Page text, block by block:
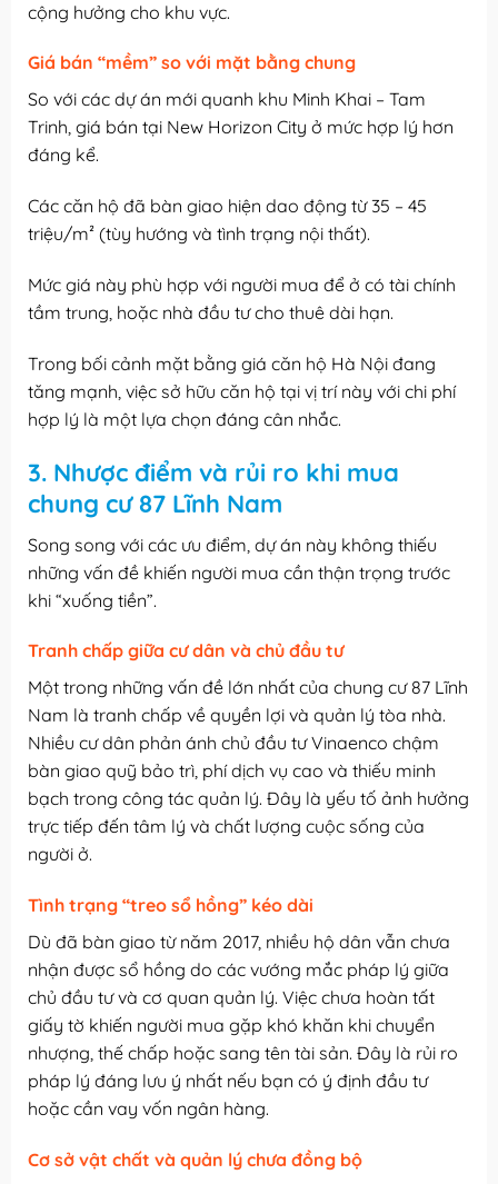
cộng hưởng cho khu vực.
Giá bán “mềm” so với mặt bằng chung
So với các dự án mới quanh khu Minh Khai – Tam
Trinh, giá bán tại New Horizon City ở mức hợp lý hơn
đáng kể.
Các căn hộ đã bàn giao hiện dao động từ 35 – 45
triệu/m² (tùy hướng và tình trạng nội thất).
Mức giá này phù hợp với người mua để ở có tài chính
tầm trung, hoặc nhà đầu tư cho thuê dài hạn.
Trong bối cảnh mặt bằng giá căn hộ Hà Nội đang
tăng mạnh, việc sở hữu căn hộ tại vị trí này với chi phí
hợp lý là một lựa chọn đáng cân nhắc.
3. Nhược điểm và rủi ro khi mua
chung cư 87 Lĩnh Nam
Song song với các ưu điểm, dự án này không thiếu
những vấn đề khiến người mua cần thận trọng trước
khi “xuống tiền”.
Tranh chấp giữa cư dân và chủ đầu tư
Một trong những vấn đề lớn nhất của chung cư 87 Lĩnh
Nam là tranh chấp về quyền lợi và quản lý tòa nhà.
Nhiều cư dân phản ánh chủ đầu tư Vinaenco chậm
bàn giao quỹ bảo trì, phí dịch vụ cao và thiếu minh
bạch trong công tác quản lý. Đây là yếu tố ảnh hưởng
trực tiếp đến tâm lý và chất lượng cuộc sống của
người ở.
Tình trạng “treo sổ hồng” kéo dài
Dù đã bàn giao từ năm 2017, nhiều hộ dân vẫn chưa
nhận được sổ hồng do các vướng mắc pháp lý giữa
chủ đầu tư và cơ quan quản lý. Việc chưa hoàn tất
giấy tờ khiến người mua gặp khó khăn khi chuyển
nhượng, thế chấp hoặc sang tên tài sản. Đây là rủi ro
pháp lý đáng lưu ý nhất nếu bạn có ý định đầu tư
hoặc cần vay vốn ngân hàng.
Cơ sở vật chất và quản lý chưa đồng bộ